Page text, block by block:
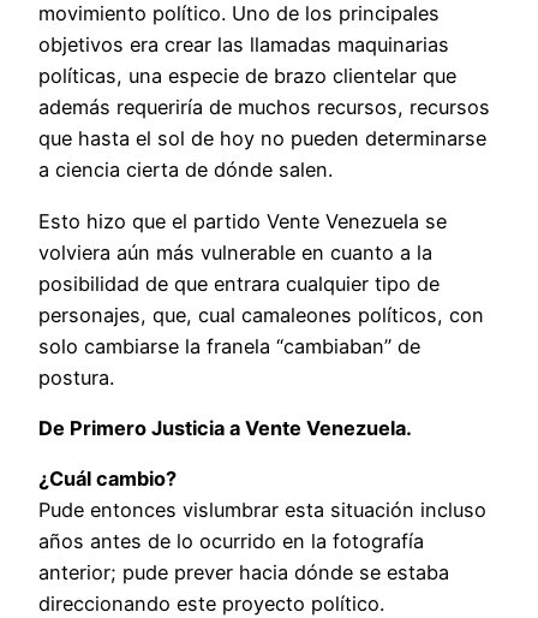
movimiento político. Uno de los principales
objetivos era crear las llamadas maquinarias
políticas, una especie de brazo clientelar que
además requeriría de muchos recursos, recursos
que hasta el sol de hoy no pueden determinarse
a ciencia cierta de dónde salen.
Esto hizo que el partido Vente Venezuela se
volviera aún más vulnerable en cuanto a la
posibilidad de que entrara cualquier tipo de
personajes, que, cual camaleones políticos, con
solo cambiarse la franela “cambiaban” de
postura.
De Primero Justicia a Vente Venezuela.
¿Cuál cambio?
Pude entonces vislumbrar esta situación incluso
años antes de lo ocurrido en la fotografía
anterior; pude prever hacia dónde se estaba
direccionando este proyecto político.